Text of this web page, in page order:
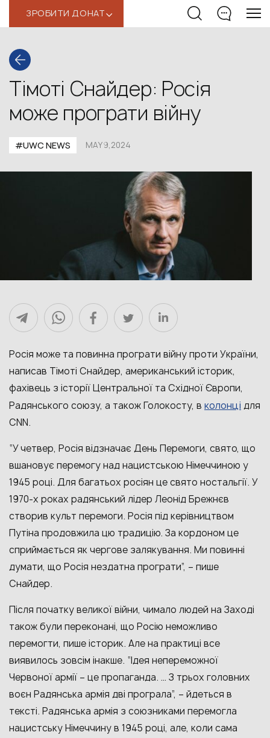
ЗРОБИТИ ДОНАТ‹
Тімоті Снайдер: Росія
може програти війну
#UWС NEWS MAY 9,2024
Росія може та повинна програти війну проти України,
написав Тімоті Снайдер, американський історик,
фахівець з історії Центральної та Східної Європи,
Радянського союзу, а також Голокосту, в колонці для
CNN.
“У четвер, Росія відзначає День Перемоги, свято, що
вшановує перемогу над нацистською Німеччиною у
1945 році. Для багатьох росіян це свято ностальгії. У
1970-х роках радянський лідер Леонід Брежнєв
створив культ перемоги. Росія під керівництвом
Путіна продовжила цю традицію. За кордоном це
сприймається як чергове залякування. Ми повинні
думати, що Росія нездатна програти”, – пише
Снайдер.
Після початку великої війни, чимало людей на Заході
також були переконані, що Росію неможливо
перемогти, пише історик. Але на практиці все
виявилось зовсім інакше. “Ідея непереможної
Червоної армії – це пропаганда. … З трьох головних
воєн Радянська армія дві програла”, – йдеться в
тексті. Радянська армія з союзниками перемогла
нацистську Німеччину в 1945 році, але, коли сама